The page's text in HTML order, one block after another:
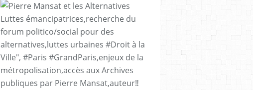
Luttes émancipatrices,recherche du
forum politico/social pour des
alternatives,luttes urbaines #Droit à la
Ville", #Paris #GrandParis,enjeux de la
métropolisation,accès aux Archives
publiques par Pierre Mansat,auteur‼️